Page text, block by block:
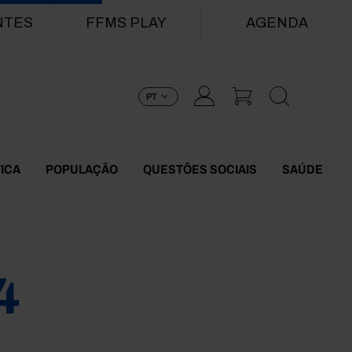
FFMS PLAY AGENDA
PT
POPULAÇÃO QUESTÕES SOCIAIS SAÚDE